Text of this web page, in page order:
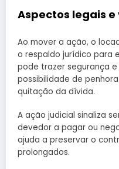
Aspectos legais
Ao mover a ação, o
o respaldo jurídico para
pode trazer segurança
possibilidade de
quitação da dívida.
A ação judicial sinaliza
devedor a pagar ou
ajuda a preservar o
prolongados.